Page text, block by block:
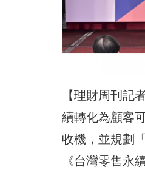
【理財周刊記
續轉化為顧客
收機，並規劃
《台灣零售永